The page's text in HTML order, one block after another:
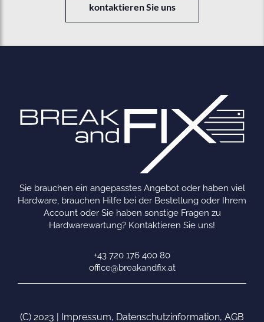
kontaktieren Sie uns
Sie brauchen ein angepasstes Angebot oder haben viel
Hardware, brauchen Hilfe bei der Bestellung oder Ihrem
Account oder Sie haben sonstige Fragen zu
Hardwarewartung? Kontaktieren Sie uns!
+43 720 176 400 80
office@breakandfix.at
(C) 2023 | Impressum, Datenschutzinformation, AGB